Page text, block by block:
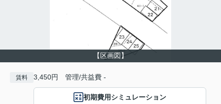
【区画図】
賃料 3,450円 管理/共益費 -
初期費用シミュレーション